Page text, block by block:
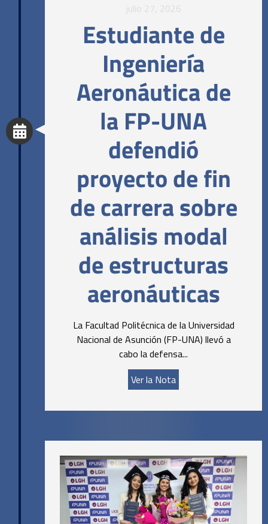
julio 27, 2026
Estudiante de
Ingeniería
Aeronáutica de
la FP-UNA
defendió
proyecto de fin
de carrera sobre
análisis modal
de estructuras
aeronáuticas
La Facultad Politécnica de la Universidad
Nacional de Asunción (FP-UNA) llevó a
cabo la defensa...
Ver la Nota